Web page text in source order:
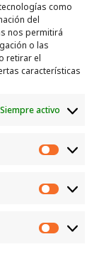
como
del
nos permitirá
o las
retirar el
características
Siempre activo